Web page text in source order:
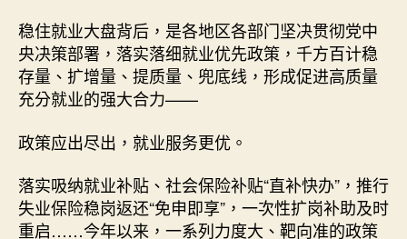
稳住就业大盘背后，是各地区各部门坚决贯彻党中
央决策部署，落实落细就业优先政策，千方百计稳
存量、扩增量、提质量、兜底线，形成促进高质量
充分就业的强大合力——
政策应出尽出，就业服务更优。
落实吸纳就业补贴、社会保险补贴“直补快办”，推行
失业保险稳岗返还“免申即享”，一次性扩岗补助及时
重启……今年以来，一系列力度大、靶向准的政策